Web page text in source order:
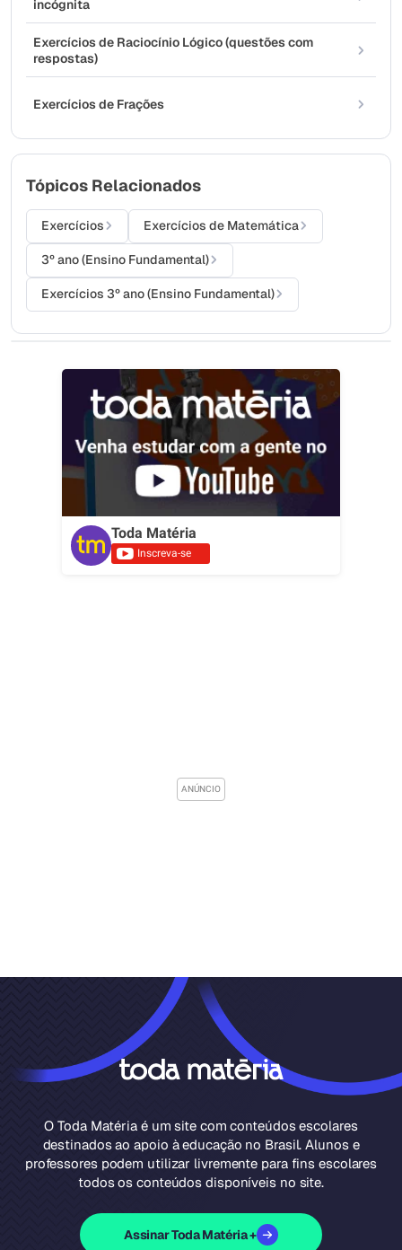
incógnita
Exercícios de Raciocínio Lógico (questões com
respostas)
Exercícios de Frações
Tópicos Relacionados
Exercícios Exercícios de Matemática
3º ano (Ensino Fundamental)
Exercícios 3º ano (Ensino Fundamental)
Toda Matéria
Inscreva-se
O Toda Matéria é um site com conteúdos escolares
destinados ao apoio à educação no Brasil. Alunos e
professores podem utilizar livremente para fins escolares
todos os conteúdos disponíveis no site.
Assinar Toda Matéria +